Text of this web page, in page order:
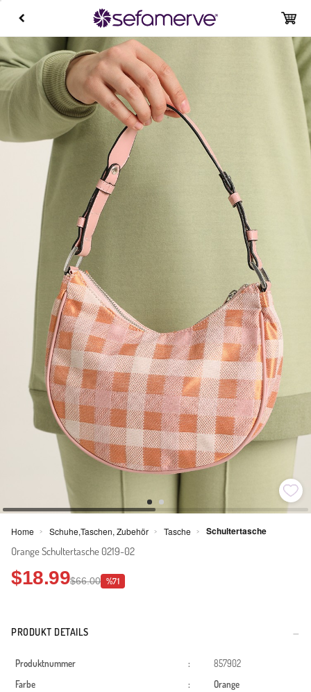
Home > Schuhe,Taschen, Zubehör > Tasche > Schultertasche
Orange Schultertasche 0219-02
$18.99$66.00 %71
PRODUKT DETAILS
Produktnummer :
857902
Farbe
: Orange